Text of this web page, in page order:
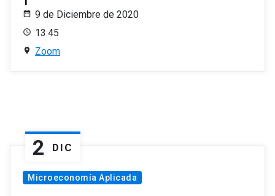
9 de Diciembre de 2020
13:45
Zoom
2 DIC
Microeconomía Aplicada